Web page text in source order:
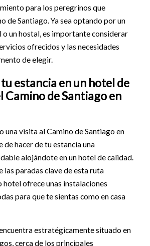
para los peregrinos que
de Santiago. Ya sea optando por un
o un hostal, es importante considerar
ofrecidos y las necesidades
de elegir.
estancia en un hotel de
Camino de Santiago en
una visita al Camino de Santiago en
de hacer de tu estancia una
alojándote en un hotel de calidad.
las paradas clave de esta ruta
hotel ofrece unas instalaciones
para que te sientas como en casa
estratégicamente situado en
cerca de los principales